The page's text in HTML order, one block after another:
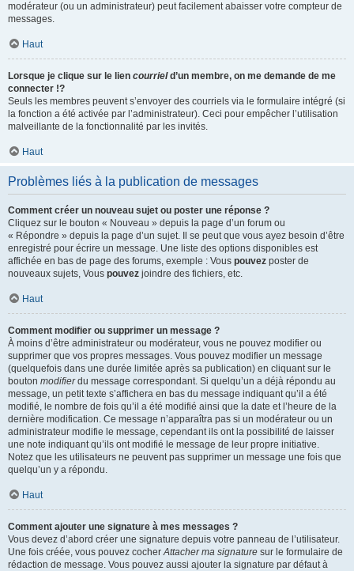
modérateur (ou un administrateur) peut facilement abaisser votre compteur de
messages.
Haut
Lorsque je clique sur le lien courrield’un membre, on me demande de me
connecter !?
Seuls les membres peuvent s’envoyer des courriels via le formulaire intégré (si
la fonction a été activée par l’administrateur). Ceci pour empêcher l’utilisation
malveillante de la fonctionnalité par les invités.
Haut
Problèmes liés à la publication de messages
Comment créer un nouveau sujet ou poster une réponse ?
Cliquez sur le bouton « Nouveau » depuis la page d’un forum ou
« Répondre » depuis la page d’un sujet. Il se peut que vous ayez besoin d’être
enregistré pour écrire un message. Une liste des options disponibles est
affichée en bas de page des forums, exemple : Vous pouvez poster de
nouveaux sujets, Vous pouvez joindre des fichiers, etc.
Haut
Comment modifier ou supprimer un message ?
À moins d’être administrateur ou modérateur, vous ne pouvez modifier ou
supprimer que vos propres messages. Vous pouvez modifier un message
(quelquefois dans une durée limitée après sa publication) en cliquant sur le
bouton modifierdu message correspondant. Si quelqu’un a déjà répondu au
message, un petit texte s’affichera en bas du message indiquant qu’il a été
modifié, le nombre de fois qu’il a été modifié ainsi que la date et l’heure de la
dernière modification. Ce message n’apparaîtra pas si un modérateur ou un
administrateur modifie le message, cependant ils ont la possibilité de laisser
une note indiquant qu’ils ont modifié le message de leur propre initiative.
Notez que les utilisateurs ne peuvent pas supprimer un message une fois que
quelqu’un y a répondu.
Haut
Comment ajouter une signature à mes messages ?
Vous devez d’abord créer une signature depuis votre panneau de l’utilisateur.
Une fois créée, vous pouvez cocherAttacher ma signature sur le formulaire de
rédaction de message. Vous pouvez aussi ajouter la signature par défaut à